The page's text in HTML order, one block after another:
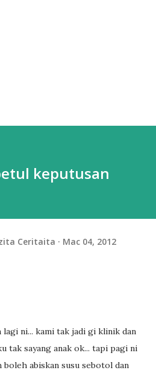
keputusan
Ceritaita Mac 04, 2012
ni... kami tak jadi gi klinik dan
tak sayang anak ok... tapi pagi ni
boleh abiskan susu sebotol dan